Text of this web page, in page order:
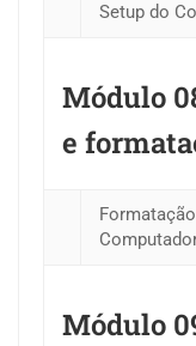
Setup do
Módulo
e
Módulo